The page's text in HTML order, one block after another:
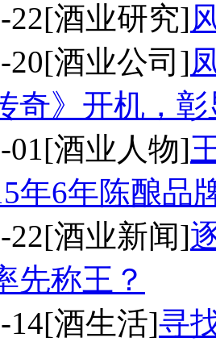
22[酒业研究]
20[酒业公司]
奇》开机，
01[酒业人物]
年6年陈酿品
22[酒业新闻]
先称王？
14[酒生活]寻